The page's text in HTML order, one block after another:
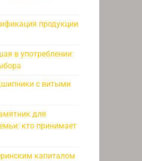
продукции
в употреблении:
с витыми
для
кто принимает
капиталом